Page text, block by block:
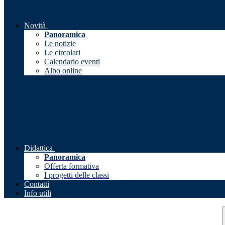
Novità
Panoramica
Le notizie
Le circolari
Calendario eventi
Albo online
Didattica
Panoramica
Offerta formativa
I progetti delle classi
Contatti
Info utili